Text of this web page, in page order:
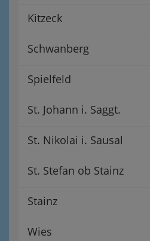
Kitzeck
Schwanberg
Spielfeld
St. Johann i. Saggt.
St. Nikolai i. Sausal
St. Stefan ob Stainz
Stainz
Wies